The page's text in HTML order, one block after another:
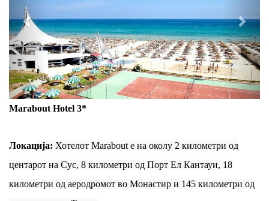
Marabout Hotel 3*
Локација: Хотелот Marabout е на околу 2 километри од
центарот на Сус, 8 километри од Порт Ел Кантауи, 18
километри од аеродромот во Монастир и 145 километри од